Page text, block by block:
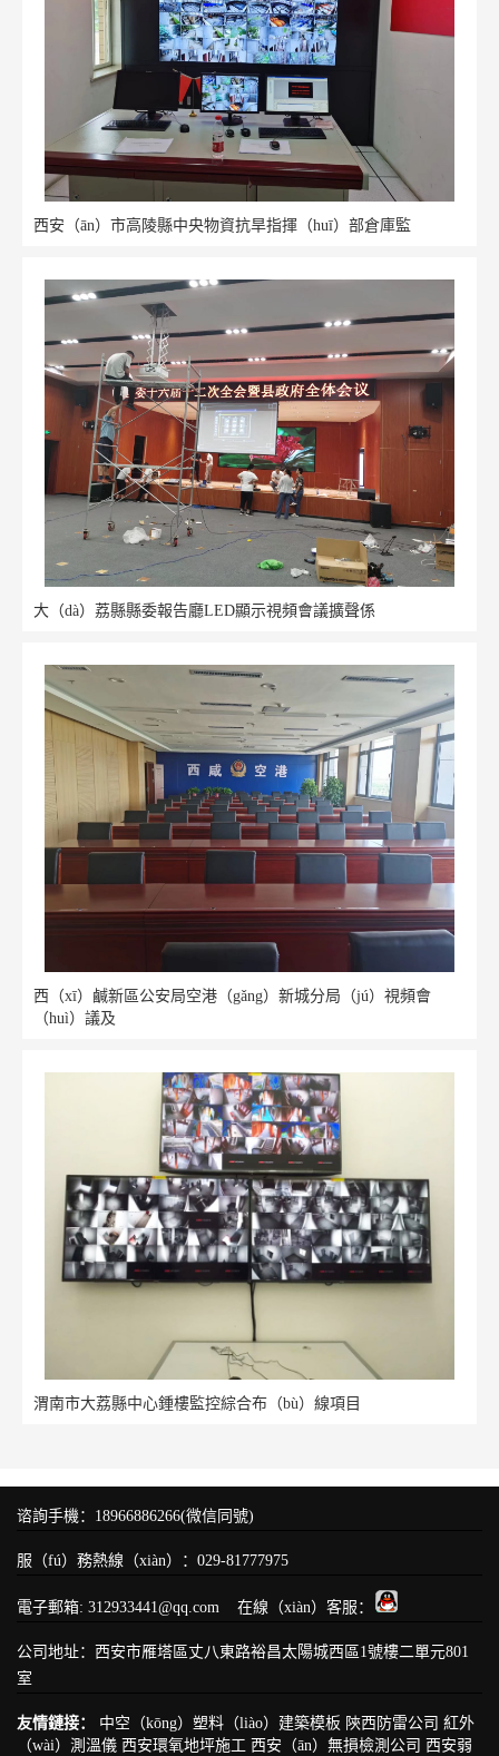
西安（ān）市高陵縣中央物資抗旱指揮（huī）部倉庫監
大（dà）荔縣縣委報告廳LED顯示視頻會議擴聲係
西（xī）鹹新區公安局空港（gǎng）新城分局（jú）視頻會
（huì）議及
渭南市大荔縣中心鍾樓監控綜合布（bù）線項目
谘詢手機：18966886266(微信同號)
服（fú）務熱線（xiàn）：029-81777975
電子郵箱: 312933441@qq.com 在線（xiàn）客服：
公司地址：西安市雁塔區丈八東路裕昌太陽城西區1號樓二單元801
室
友情鏈接： 中空（kōng）塑料（liào）建築模板 陝西防雷公司 紅外
（wài）測溫儀 西安環氧地坪施工 西安（ān）無損檢測公司 西安弱